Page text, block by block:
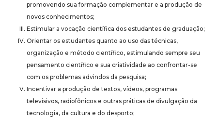
promovendo sua formação complementar e a produção de
novos conhecimentos;
Estimular a vocação científica dos estudantes de graduação;
Orientar os estudantes quanto ao uso das técnicas,
organização e método científico, estimulando sempre seu
pensamento científico e sua criatividade ao confrontar-se
com os problemas advindos da pesquisa;
Incentivar a produção de textos, vídeos, programas
televisivos, radiofônicos e outras práticas de divulgação da
tecnologia, da cultura e do desporto;